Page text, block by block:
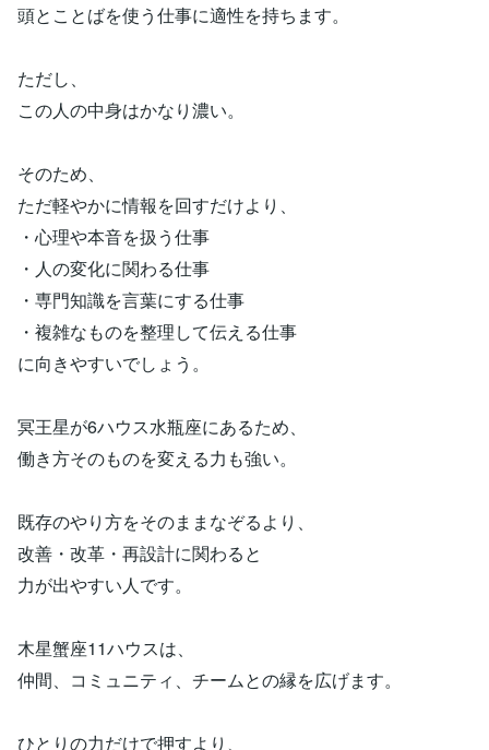
頭とことばを使う仕事に適性を持ちます。
ただし、
この人の中身はかなり濃い。
そのため、
ただ軽やかに情報を回すだけより、
・心理や本音を扱う仕事
・人の変化に関わる仕事
・専門知識を言葉にする仕事
・複雑なものを整理して伝える仕事
に向きやすいでしょう。
冥王星が6ハウス水瓶座にあるため、
働き方そのものを変える力も強い。
既存のやり方をそのままなぞるより、
改善・改革・再設計に関わると
力が出やすい人です。
木星蟹座11ハウスは、
仲間、コミュニティ、チームとの縁を広げます。
ひとりの力だけで押すより、